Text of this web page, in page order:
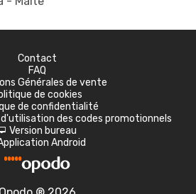
Contact
FAQ
Générales de vente
de cookies
de confidentialité
des codes promotionnels
Version bureau
Android